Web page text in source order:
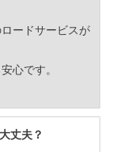
ードサービスが
心です。
丈夫？